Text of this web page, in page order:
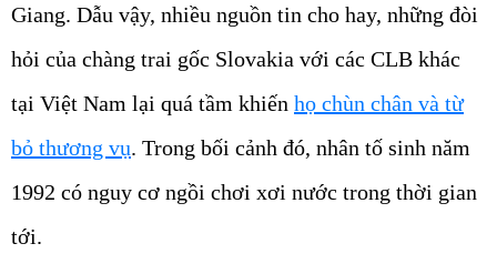
Giang. Dẫu vậy, nhiều nguồn tin cho hay, những đòi
hỏi của chàng trai gốc Slovakia với các CLB khác
tại Việt Nam lại quá tầm khiến họ chùn chân và từ
bỏ thương vụ. Trong bối cảnh đó, nhân tố sinh năm
1992 có nguy cơ ngồi chơi xơi nước trong thời gian
tới.